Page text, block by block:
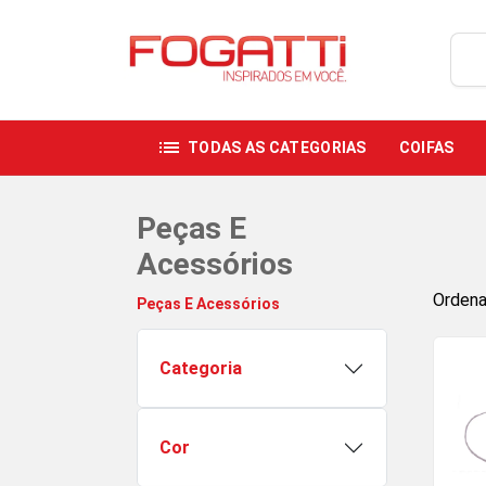
list TODAS AS CATEGORIAS COIFAS
Peças E
Acessórios
Peças E Acessórios
Categoria
Cor